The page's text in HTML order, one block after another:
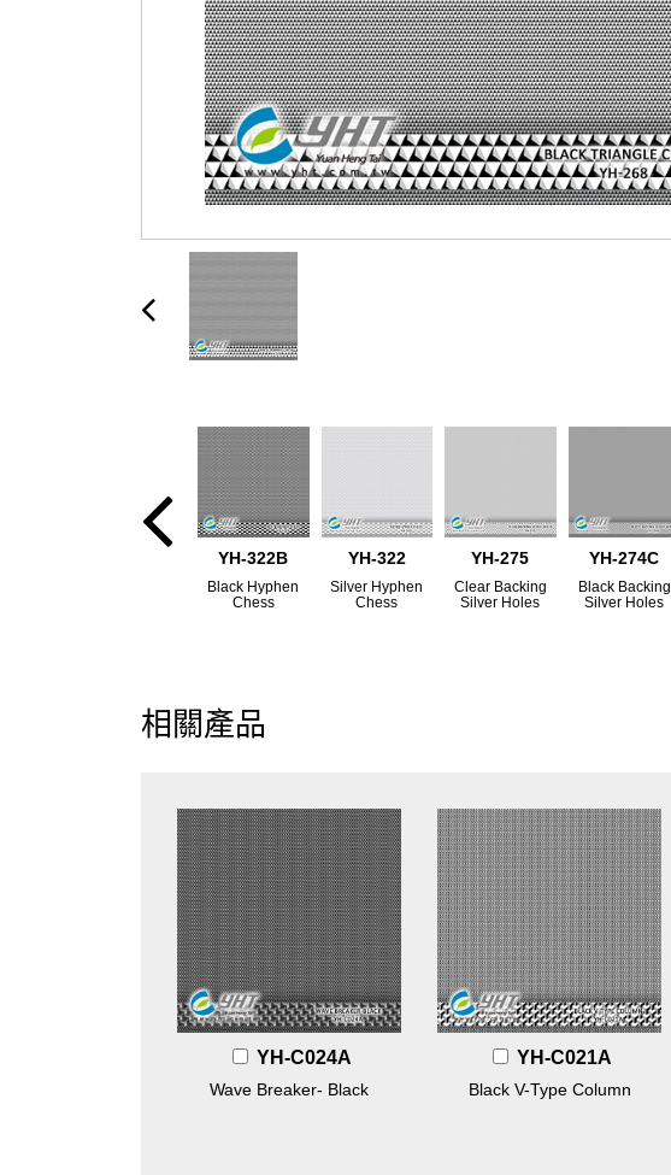
YH-322B
Black Hyphen
Chess
YH-322
Silver Hyphen
Chess
YH-275
Clear Backing
Silver Holes
YH-274C
Black Backing
Silver Holes
相關產品
YH-C024A
Wave Breaker- Black
YH-C021A
Black V-Type Column